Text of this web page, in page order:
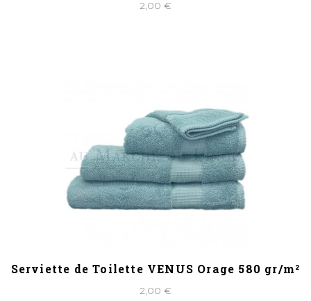
2,00 €
Serviette de Toilette VENUS Orage 580 gr/m²
2,00 €